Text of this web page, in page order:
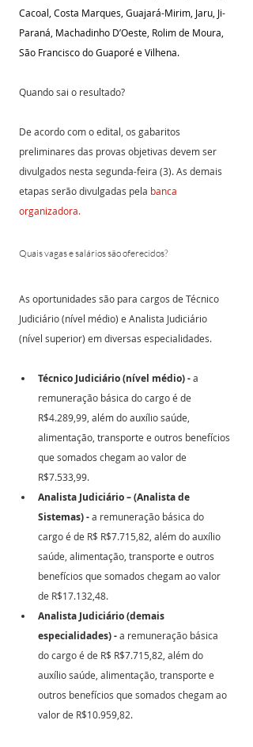
Cacoal, Costa Marques, Guajará-Mirim, Jaru, Ji-
Paraná, Machadinho D’Oeste, Rolim de Moura,
São Francisco do Guaporé e Vilhena.
Quando sai o resultado?
De acordo com o edital, os gabaritos
preliminares das provas objetivas devem ser
divulgados nesta segunda-feira (3). As demais
etapas serão divulgadas pela banca
organizadora.
Quais vagas e salários são oferecidos?
As oportunidades são para cargos de Técnico
Judiciário (nível médio) e Analista Judiciário
(nível superior) em diversas especialidades.
Técnico Judiciário (nível médio) - a
remuneração básica do cargo é de
R$4.289,99, além do auxílio saúde,
alimentação, transporte e outros benefícios
que somados chegam ao valor de
R$7.533,99.
Analista Judiciário – (Analista de
Sistemas) - a remuneração básica do
cargo é de R$ R$7.715,82, além do auxílio
saúde, alimentação, transporte e outros
benefícios que somados chegam ao valor
de R$17.132,48.
Analista Judiciário (demais
especialidades) - a remuneração básica
do cargo é de R$ R$7.715,82, além do
auxílio saúde, alimentação, transporte e
outros benefícios que somados chegam ao
valor de R$10.959,82.